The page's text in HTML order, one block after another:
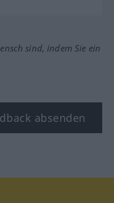
sind, indem Sie ein
absenden